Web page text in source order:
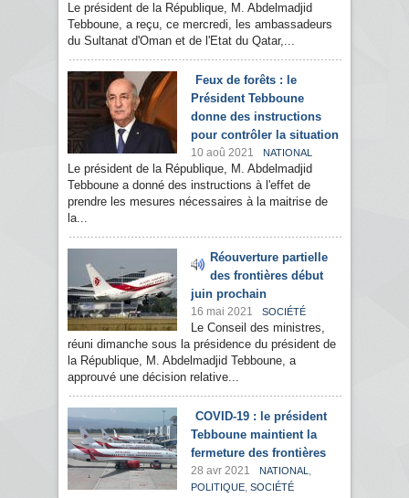
Le président de la République, M. Abdelmadjid
Tebboune, a reçu, ce mercredi, les ambassadeurs
du Sultanat d'Oman et de l'Etat du Qatar,...
Feux de forêts : le
Président Tebboune
donne des instructions
pour contrôler la situation
10 aoû 2021 NATIONAL
Le président de la République, M. Abdelmadjid
Tebboune a donné des instructions à l'effet de
prendre les mesures nécessaires à la maitrise de
la...
Réouverture partielle
des frontières début
juin prochain
16 mai 2021 SOCIÉTÉ
Le Conseil des ministres,
réuni dimanche sous la présidence du président de
la République, M. Abdelmadjid Tebboune, a
approuvé une décision relative...
COVID-19 : le président
Tebboune maintient la
fermeture des frontières
28 avr 2021 NATIONAL ,
POLITIQUE, SOCIÉTÉ